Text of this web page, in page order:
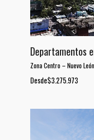
Departamentos
Zona Centro – Nuevo León
Desde$3.275.973